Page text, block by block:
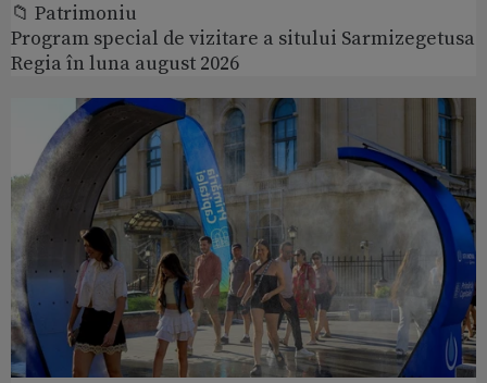
📁 Patrimoniu
Program special de vizitare a sitului Sarmizegetusa
Regia în luna august 2026